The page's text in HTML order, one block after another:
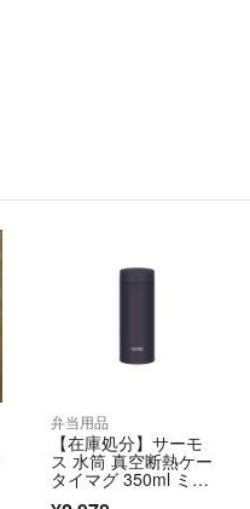
弁当用品
【在庫処分】サーモ
ス 水筒 真空断熱ケー
タイマグ 350ml ミッ